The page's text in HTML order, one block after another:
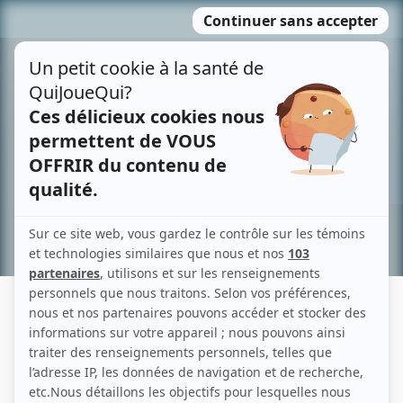
MENU
contenu
Recherche avancée »
ÉRIC ROBITAILLE
Liens
Fiche de Éric Robitaille sur Showbizz.net